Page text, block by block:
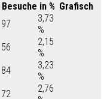
Besuche in % Grafisch
97
3,73
%
56
2,15
%
84
3,23
%
72
2,76